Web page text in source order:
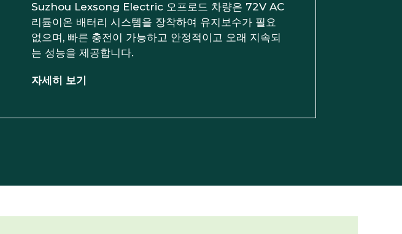
Suzhou Lexsong Electric 오프로드 차량은 72V AC
리튬이온 배터리 시스템을 장착하여 유지보수가 필요
없으며, 빠른 충전이 가능하고 안정적이고 오래 지속되
는 성능을 제공합니다.
자세히 보기